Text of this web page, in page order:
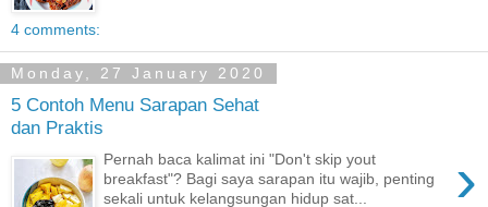
4 comments:
Monday, 27 January 2020
5 Contoh Menu Sarapan Sehat
dan Praktis
›
Pernah baca kalimat ini "Don't skip yout
breakfast"? Bagi saya sarapan itu wajib, penting
sekali untuk kelangsungan hidup sat...